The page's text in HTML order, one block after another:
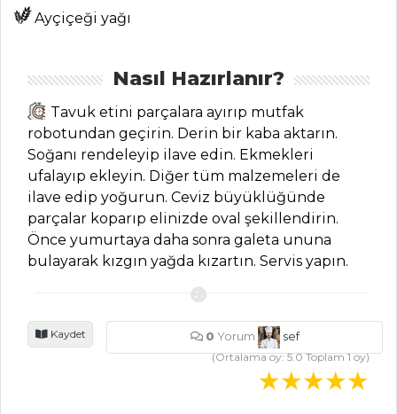
Chefs
ŞEFİN TARİFLERİ
MENÜLER
Tüm
Kategoriler
BALIK
YEMEKLERI
Dereotlu Somon
Tarifi, Nasıl Yapılır?
Ayçiçeği yağı
Nasıl Hazırlanır?
Tavuk etini parçalara ayırıp mutfak
robotundan geçirin. Derin bir kaba aktarın.
Soğanı rendeleyip ilave edin. Ekmekleri
ufalayıp ekleyin. Diğer tüm malzemeleri de
ilave edip yoğurun. Ceviz büyüklüğünde
parçalar koparıp elinizde oval şekillendirin.
Önce yumurtaya daha sonra galeta ununa
bulayarak kızgın yağda kızartın. Servis yapın.
Kaydet 0 Yorum
sef
(Ortalama oy:5.0Toplam1oy)